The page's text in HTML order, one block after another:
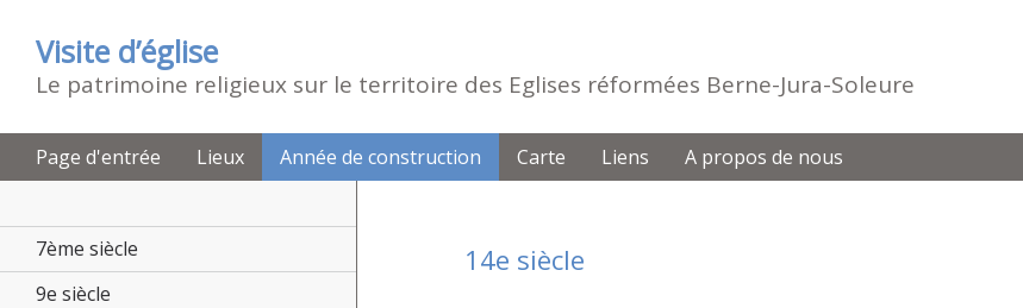
Visite d’église
Le patrimoine religieux sur le territoire des Eglises réformées Berne-Jura-Soleure
Page d'entrée Lieux Année de construction Carte Liens A propos de nous
7ème siècle
9e siècle
14e siècle